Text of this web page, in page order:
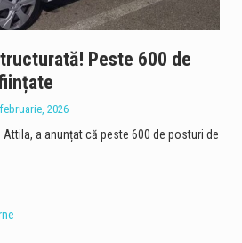
Peste 600 de
2026
a anunțat că peste 600 de posturi de